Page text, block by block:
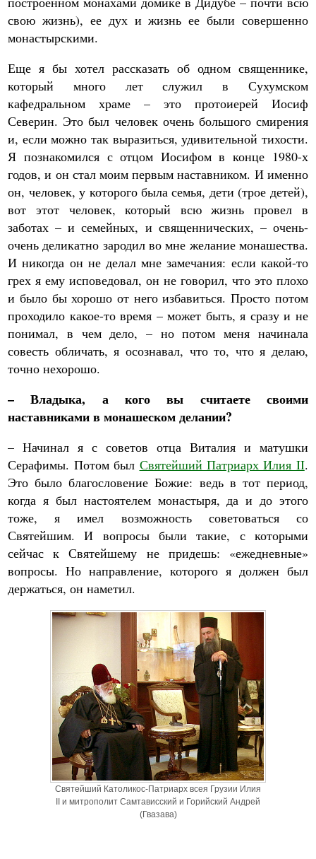
свою жизнь), ее дух и жизнь ее были совершенно
монастырскими.
Еще я бы хотел рассказать об одном священнике,
который много лет служил в Сухумском
кафедральном храме – это протоиерей Иосиф
Северин. Это был человек очень большого смирения
и, если можно так выразиться, удивительной тихости.
Я познакомился с отцом Иосифом в конце 1980-х
годов, и он стал моим первым наставником. И именно
он, человек, у которого была семья, дети (трое детей),
вот этот человек, который всю жизнь провел в
заботах – и семейных, и священнических, – очень-
очень деликатно зародил во мне желание монашества.
И никогда он не делал мне замечания: если какой-то
грех я ему исповедовал, он не говорил, что это плохо
и было бы хорошо от него избавиться. Просто потом
проходило какое-то время – может быть, я сразу и не
понимал, в чем дело, – но потом меня начинала
совесть обличать, я осознавал, что то, что я делаю,
точно нехорошо.
– Владыка, а кого вы считаете своими
наставниками в монашеском делании?
– Начинал я с советов отца Виталия и матушки
Серафимы. Потом был Святейший Патриарх Илия II.
Это было благословение Божие: ведь в тот период,
когда я был настоятелем монастыря, да и до этого
тоже, я имел возможность советоваться со
Святейшим. И вопросы были такие, с которыми
сейчас к Святейшему не придешь: «ежедневные»
вопросы. Но направление, которого я должен был
держаться, он наметил.
Святейший Католикос-Патриарх всея Грузии Илия
II и митрополит Самтависский и Горийский Андрей
(Гвазава)